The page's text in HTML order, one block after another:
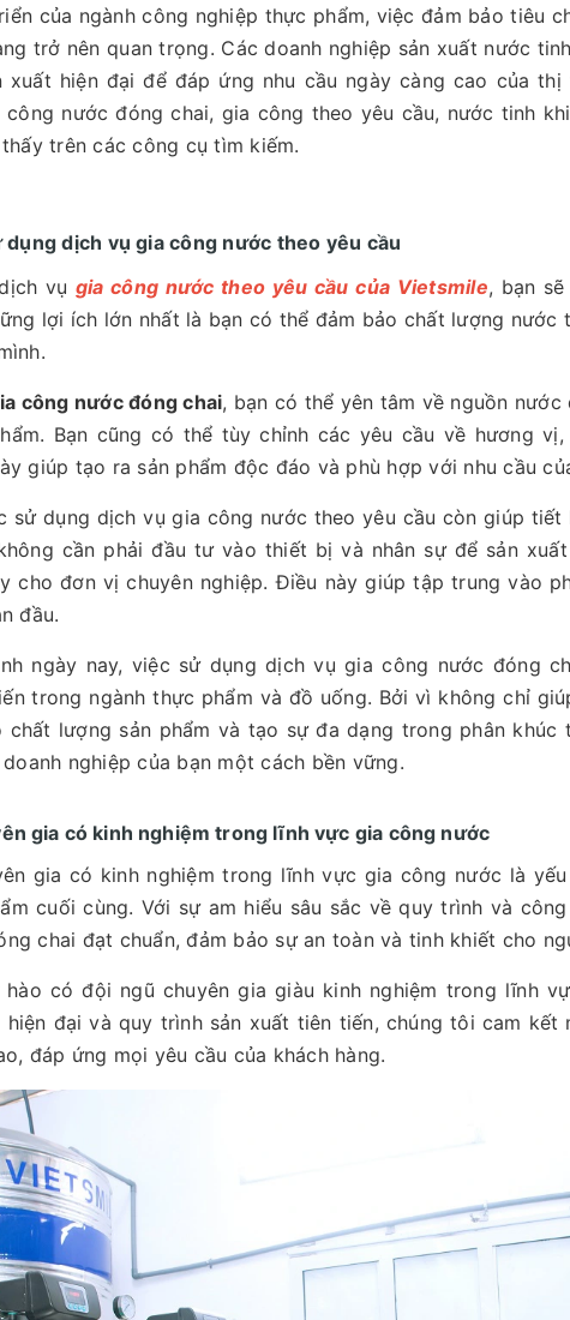
của ngành công nghiệp thực phẩm, việc đảm bảo tiêu
trở nên quan trọng. Các doanh nghiệp sản xuất nước
xuất hiện đại để đáp ứng nhu cầu ngày càng cao của
công nước đóng chai, gia công theo yêu cầu, nước tinh
trên các công cụ tìm kiếm.
dụng dịch vụ gia công nước theo yêu cầu
vụ gia công nước theo yêu cầu của Vietsmile, bạn
lợi ích lớn nhất là bạn có thể đảm bảo chất lượng
công nước đóng chai, bạn có thể yên tâm về nguồn
Bạn cũng có thể tùy chỉnh các yêu cầu về hương
giúp tạo ra sản phẩm độc đáo và phù hợp với nhu cầu
sử dụng dịch vụ gia công nước theo yêu cầu còn giúp
cần phải đầu tư vào thiết bị và nhân sự để sản
cho đơn vị chuyên nghiệp. Điều này giúp tập trung vào
đầu.
ngày nay, việc sử dụng dịch vụ gia công nước đóng
trong ngành thực phẩm và đồ uống. Bởi vì không chỉ
chất lượng sản phẩm và tạo sự đa dạng trong phân
nghiệp của bạn một cách bền vững.
gia có kinh nghiệm trong lĩnh vực gia công nước
gia có kinh nghiệm trong lĩnh vực gia công nước là
cuối cùng. Với sự am hiểu sâu sắc về quy trình và
chai đạt chuẩn, đảm bảo sự an toàn và tinh khiết cho
có đội ngũ chuyên gia giàu kinh nghiệm trong lĩnh
đại và quy trình sản xuất tiên tiến, chúng tôi cam kết
đáp ứng mọi yêu cầu của khách hàng.